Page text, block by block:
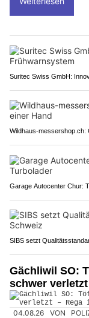
Suritec Swiss GmbH:
Wildhaus-messershop.ch:
Garage Autocenter Chur:
SIBS setzt
Gächliwil SO:
schwer
04.08.26 VON